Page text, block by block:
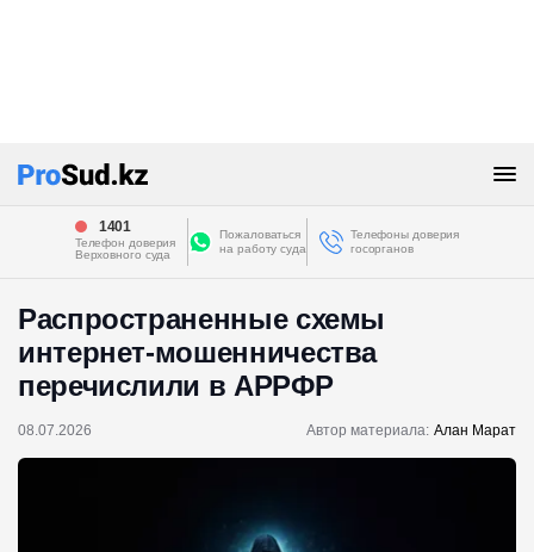
1401
Телефон доверия
Верховного суда
Пожаловаться
на работу суда
Телефоны доверия
госорганов
Распространенные схемы
интернет-мошенничества
перечислили в АРРФР
08.07.2026 Автор материала: Алан Марат